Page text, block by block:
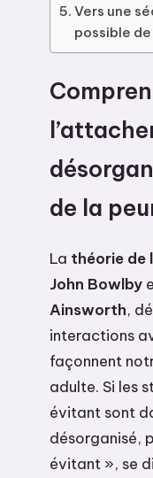
Vers une
possible
de la
La théorie de
John Bowlby
Ainsworth,
interactions
façonnent
adulte. Si les
évitant sont
désorganisé,
évitant », se